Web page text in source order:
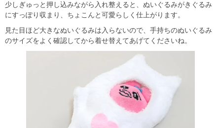
少しぎゅっと押し込みながら入れ整えると、ぬいぐるみがきぐるみ
にすっぽり収まり、ちょこんと可愛らしく仕上がります。
見た目ほど大きなぬいぐるみは入らないので、手持ちのぬいぐるみ
のサイズをよく確認してから着せ替えてあげてくださいね。